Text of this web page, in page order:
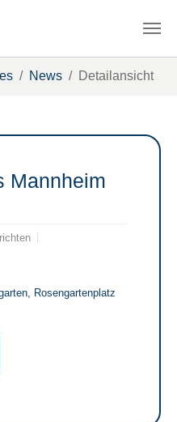
News Detailansicht
Mannheim
Rosengartenplatz